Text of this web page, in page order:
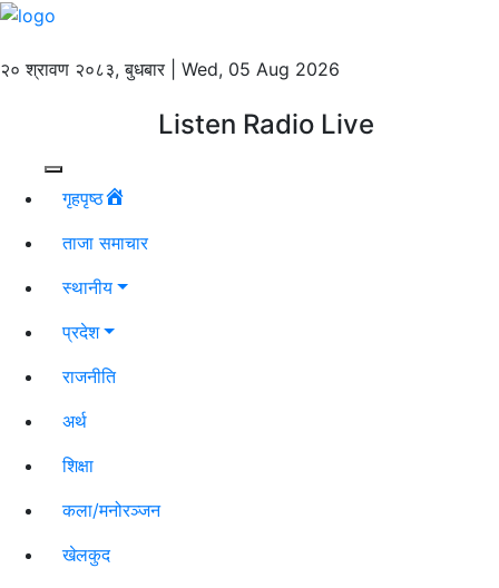
२० श्रावण २०८३, बुधबार | Wed, 05 Aug 2026
Listen Radio Live
गृहपृष्ठ
ताजा समाचार
स्थानीय
प्रदेश
राजनीति
अर्थ
शिक्षा
कला/मनोरञ्जन
खेलकुद